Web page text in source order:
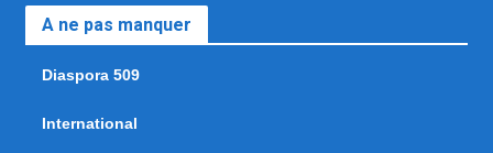
A ne pas manquer
Diaspora 509
International